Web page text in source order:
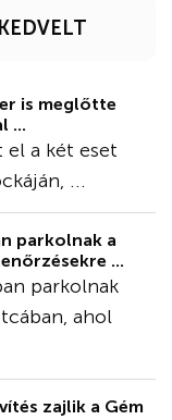
KEDVELT
is meglőtte
...
a két eset
...
parkolnak a
...
parkolnak
ahol
zajlik a Gém